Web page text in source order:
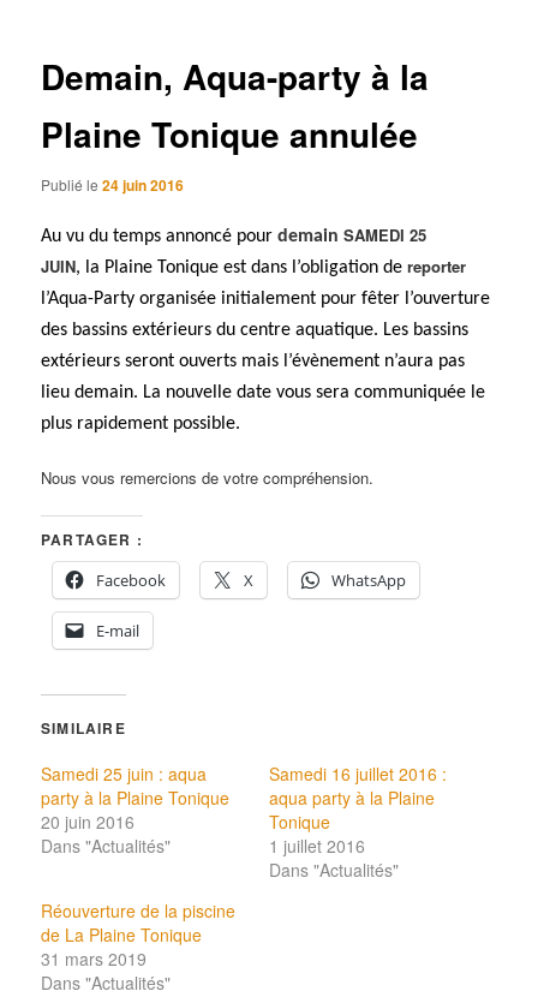
Demain, Aqua-party à la
Plaine Tonique annulée
Publié le24 juin 2016
Au vu du temps annoncé pourdemain SAMEDI 25
JUIN, la Plaine Tonique est dans l’obligation dereporter
l’Aqua-Party organisée initialement pour fêter l’ouverture
des bassins extérieurs du centre aquatique. Les bassins
extérieurs seront ouverts mais l’évènement n’aura pas
lieu demain. La nouvelle date vous sera communiquée le
plus rapidement possible.
Nous vous remercions de votre compréhension.
PARTAGER :
Facebook
X WhatsApp
E-mail
SIMILAIRE
Samedi 25 juin : aqua
party à la Plaine Tonique
20 juin 2016
Dans "Actualités"
Samedi 16 juillet 2016 :
aqua party à la Plaine
Tonique
1 juillet 2016
Dans "Actualités"
Réouverture de la piscine
de La Plaine Tonique
31 mars 2019
Dans "Actualités"